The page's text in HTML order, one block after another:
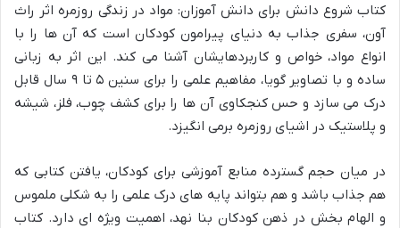
کتاب شروع دانش برای دانش آموزان: مواد در زندگی روزمره اثر راث
آون، سفری جذاب به دنیای پیرامون کودکان است که آن ها را با
انواع مواد، خواص و کاربردهایشان آشنا می کند. این اثر به زبانی
ساده و با تصاویر گویا، مفاهیم علمی را برای سنین ۵ تا ۹ سال قابل
درک می سازد و حس کنجکاوی آن ها را برای کشف چوب، فلز، شیشه
و پلاستیک در اشیای روزمره برمی انگیزد.
در میان حجم گسترده منابع آموزشی برای کودکان، یافتن کتابی که
هم جذاب باشد و هم بتواند پایه های درک علمی را به شکلی ملموس
و الهام بخش در ذهن کودکان بنا نهد، اهمیت ویژه ای دارد. کتاب